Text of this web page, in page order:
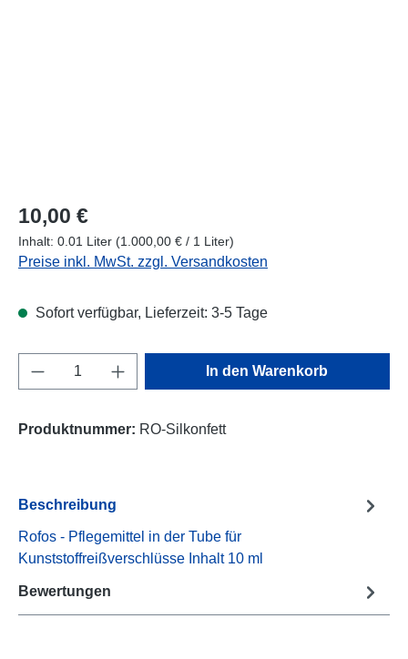
Regulärer Preis:
10,00 €
Inhalt: 0.01 Liter (1.000,00 € / 1 Liter)
Preise inkl. MwSt. zzgl. Versandkosten
Sofort verfügbar, Lieferzeit: 3-5 Tage
Produkt Anzahl: Gib den gewünschten
In den Warenkorb
Produktnummer: RO-Silkonfett
Beschreibung
Rofos - Pflegemittel in der Tube für
Kunststoffreißverschlüsse Inhalt 10 ml
Bewertungen